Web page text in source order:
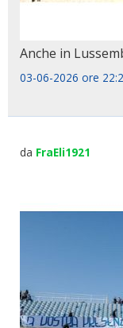
Anche in
03-06-2026 ore
da FraEli1921